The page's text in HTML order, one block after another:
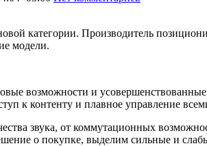
категории. Производитель
модели.
возможности и
к контенту и плавное управление
звука, от коммутационных
о покупке, выделим сильные и